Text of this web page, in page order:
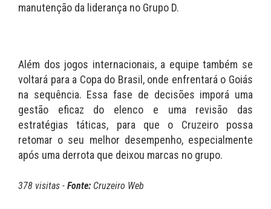
manutenção da liderança no Grupo D.
Além dos jogos internacionais, a equipe também se
voltará para a Copa do Brasil, onde enfrentará o Goiás
na sequência. Essa fase de decisões imporá uma
gestão eficaz do elenco e uma revisão das
estratégias táticas, para que o Cruzeiro possa
retomar o seu melhor desempenho, especialmente
após uma derrota que deixou marcas no grupo.
378 visitas - Fonte: Cruzeiro Web